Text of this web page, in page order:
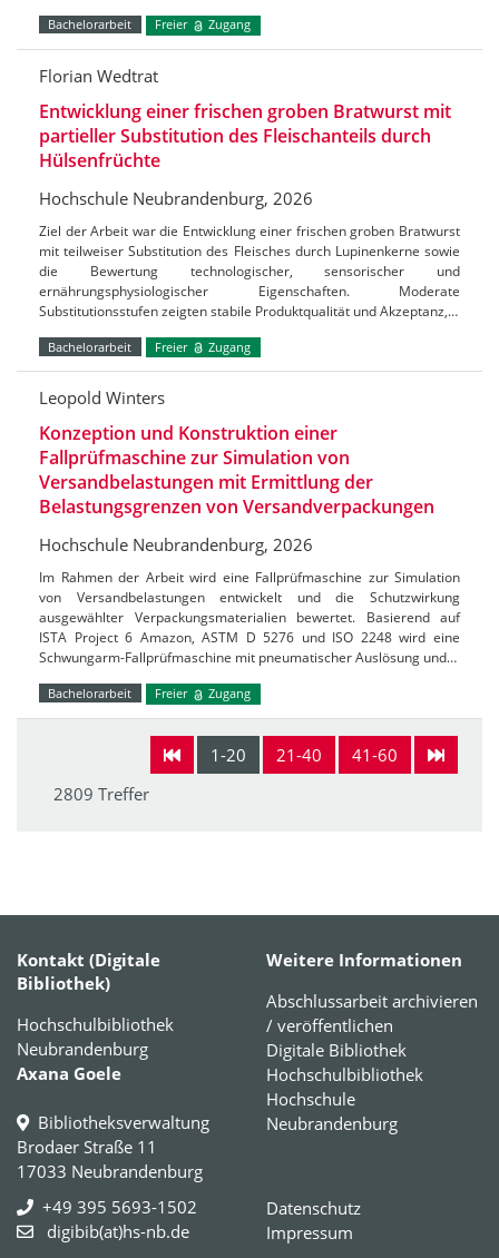
Bachelorarbeit Freier Zugang
Florian Wedtrat
Entwicklung einer frischen groben Bratwurst mit
partieller Substitution des Fleischanteils durch
Hülsenfrüchte
Hochschule Neubrandenburg, 2026
Ziel der Arbeit war die Entwicklung einer frischen groben Bratwurst
mit teilweiser Substitution des Fleisches durch Lupinenkerne sowie
die Bewertung technologischer, sensorischer und
ernährungsphysiologischer Eigenschaften. Moderate
Substitutionsstufen zeigten stabile Produktqualität und Akzeptanz,…
Bachelorarbeit Freier Zugang
Leopold Winters
Konzeption und Konstruktion einer
Fallprüfmaschine zur Simulation von
Versandbelastungen mit Ermittlung der
Belastungsgrenzen von Versandverpackungen
Hochschule Neubrandenburg, 2026
Im Rahmen der Arbeit wird eine Fallprüfmaschine zur Simulation
von Versandbelastungen entwickelt und die Schutzwirkung
ausgewählter Verpackungsmaterialien bewertet. Basierend auf
ISTA Project 6 Amazon, ASTM D 5276 und ISO 2248 wird eine
Schwungarm-Fallprüfmaschine mit pneumatischer Auslösung und…
Bachelorarbeit Freier Zugang
1-20 21-40
41-60
2809 Treffer
Kontakt (Digitale
Bibliothek)
Hochschulbibliothek
Neubrandenburg
Axana Goele
Bibliotheksverwaltung
Brodaer Straße 11
17033 Neubrandenburg
+49 395 5693-1502
digibib(at)hs-nb.de
Weitere Informationen
Abschlussarbeit archivieren
/ veröffentlichen
Digitale Bibliothek
Hochschulbibliothek
Hochschule
Neubrandenburg
Datenschutz
Impressum